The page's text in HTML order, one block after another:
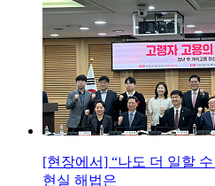
[현장에서] “나도 더 일할
현실 해법은